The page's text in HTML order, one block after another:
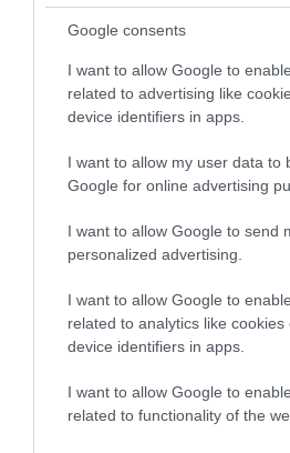
Google consents
I want to allow Google to
related to advertising like
device identifiers in apps.
I want to allow my user data to
Google for online advertising
I want to allow Google to send
personalized advertising.
I want to allow Google to
related to analytics like cookies
device identifiers in apps.
I want to allow Google to
related to functionality of the
Swim Wild
Darparwr Gweithgaredd
Mae fy 'swyddfa ddyfrllyd'
– 7km o nofio antur yn
a darllen afonydd.
fyny'r banc a nofio yn ôl i
Cyfieithwyd gan